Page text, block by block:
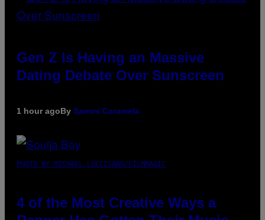
Gen Z Is Having an Massive
Dating Debate Over Sunscreen
1 hour agoBy Sammi Caramela
PHOTO BY MICHAEL LOCCISANO/FILMMAGIC
4 of the Most Creative Ways a